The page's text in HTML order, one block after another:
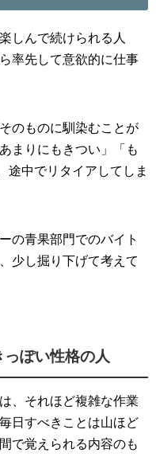
しんで続けられる人
率先して意欲的に仕事
のものに馴染むことが
まりにもきつい」「も
途中でリタイアしてしま
の青果部門でのバイト
少し掘り下げて考えて
ぽい性格の人
、それほど複雑な作業
日すべきことは山ほど
で覚えられる内容のも